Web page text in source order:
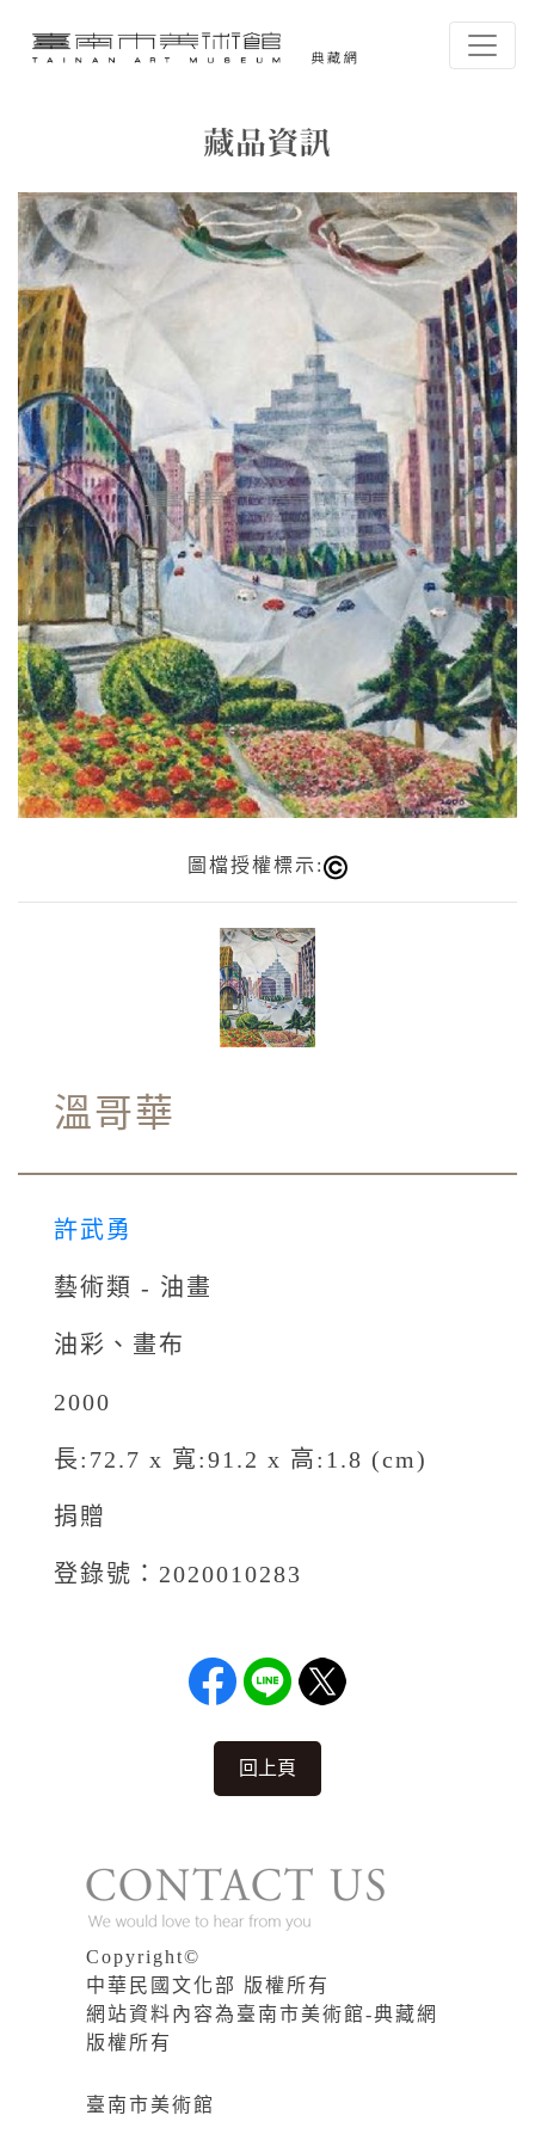
臺南市美術館-典藏網
網頁導覽
:::
圖檔授權標示:
溫哥華
許武勇
藝術類 - 油畫
油彩、畫布
2000
長:72.7 x 寬:91.2 x 高:1.8 (cm)
捐贈
登錄號：2020010283
回上頁
Copyright©
中華民國文化部 版權所有
網站資料內容為臺南市美術館-典藏網
版權所有
臺南市美術館